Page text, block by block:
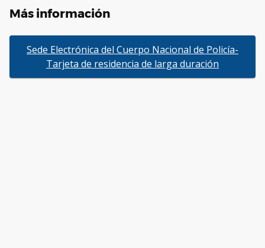
Más información
Sede Electrónica del Cuerpo Nacional de Policía-
Tarjeta de residencia de larga duración